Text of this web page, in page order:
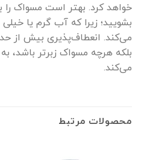
خواهد کرد. بهتر است مسواک را
بشویید؛ زیرا که آب گرم یا
می‌کند. انعطاف‌پذیری بیش از
بلکه هرچه مسواک زبرتر باشد،
می‌کند.
محصولات مرتبط